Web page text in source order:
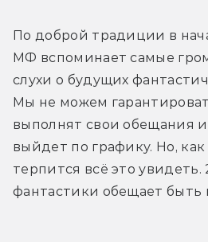
По доброй традиции в
МФ вспоминает самые
слухи о будущих
Мы не можем
выполнят свои обещания
выйдет по графику. Но,
терпится всё это увидеть.
фантастики обещает